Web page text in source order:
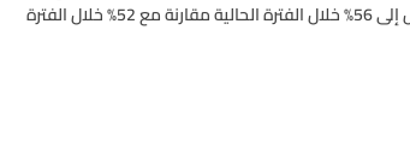
على منتجات وخدمات الشركة. وقد ارتفع هامش إجمالي الربح ليصل إلى 56% خلال الفترة الحالية مقارنة مع 52% خلال الفترة